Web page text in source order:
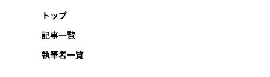
トップ
記事一覧
執筆者一覧